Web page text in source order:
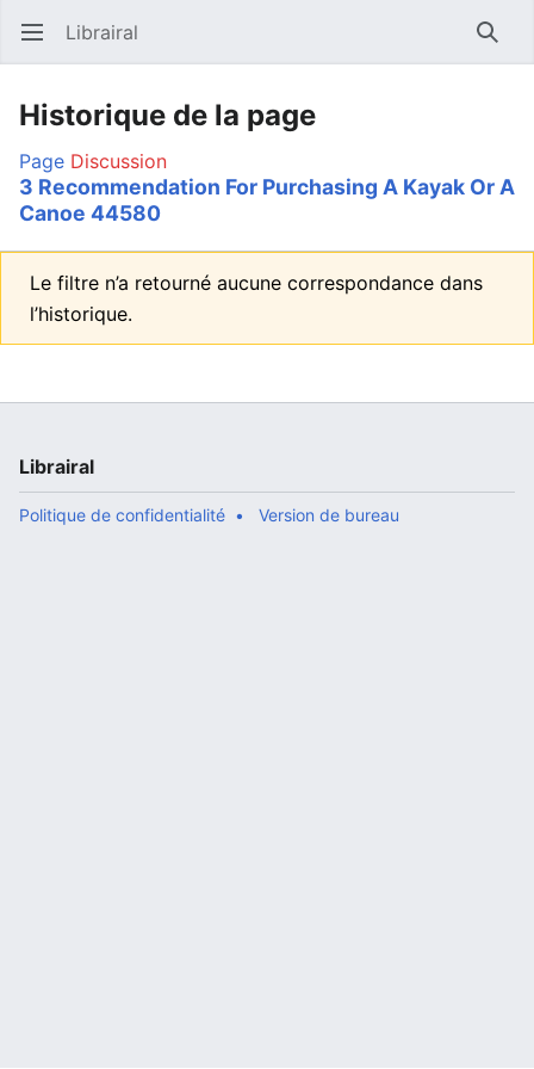
Ouvrir le menu principal Librairal
Historique de la page
Page Discussion
3 Recommendation For Purchasing A Kayak Or A
Canoe 44580
Le filtre n’a retourné aucune correspondance dans
l’historique.
Librairal
Politique de confidentialité Version de bureau